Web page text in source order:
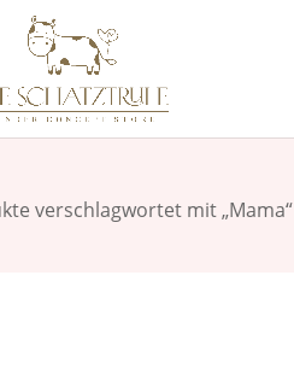
verschlagwortet mit „Mama“